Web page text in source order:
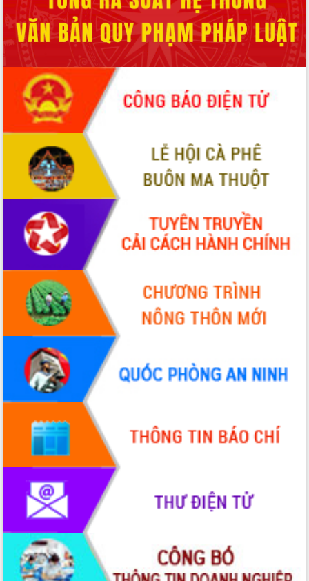
cao kết quả Chiến dịch Quang Trung
tại Đắk Lắk
Hội nghị Ban Chấp hành Đảng bộ tỉnh
Đắk Lắk lần thứ 2 (mở rộng)
Tập trung giải phóng mặt bằng, đẩy
nhanh tiến độ Tuyến đường bộ ven
biển
Gỡ khó, khởi công xây dựng, sửa chữa
toàn bộ nhà ở cho hộ dân đúng tiến độ
UBND tỉnh Đắk Lắk tổng kết công tác
quốc phòng, quân sự địa phương năm
Tập trung triển khai quyết liệt, đồng bộ
các giải pháp nhằm thực hiện hiệu quả
các nhiệm vụ đề ra năm 2025
Phát huy vai trò của người có uy tín
trong phòng chống tảo hôn và hôn
nhân cận huyết thống
Nông sản Tây Nguyên thu hút doanh
nghiệp nước ngoài
Đắk Lắk định vị thương hiệu du lịch
“Biển – Rừng – Cà phê” trong không
gian phát triển mới
Hội nghị chia sẻ kinh nghiệm, chuyển
giao kỹ thuật y tế, định hướng phát
triển chuyên sâu đến 2030
Chuyển đổi số mở ra không gian phát
triển trong lĩnh vực văn hóa, du lịch
Công bố quyết định của Ban Thường
vụ Tỉnh ủy về công tác cán bộ.
Thủ tướng Phạm Minh Chính: Khẩn
trương tái thiết cuộc sống người dân
sau thiên tai
Tập trung nâng cao chất lượng, tổ
chức sản xuất sầu riêng theo hướng
bền vững
Đẩy nhanh công tác khắc phục, ổn
định đời sống Nhân dân sau bão số 13